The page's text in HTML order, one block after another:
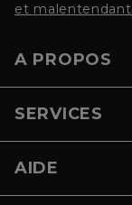
et
A PROPOS
SERVICES
AIDE